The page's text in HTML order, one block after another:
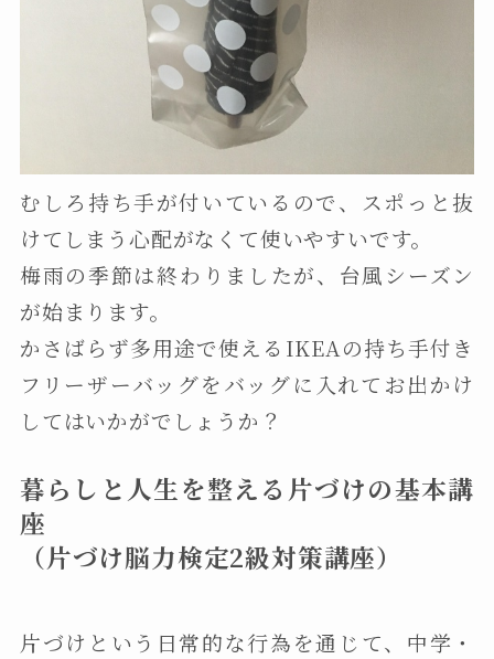
むしろ持ち手が付いているので、スポっと抜
けてしまう心配がなくて使いやすいです。
梅雨の季節は終わりましたが、台風シーズン
が始まります。
かさばらず多用途で使えるIKEAの持ち手付き
フリーザーバッグをバッグに入れてお出かけ
してはいかがでしょうか？
暮らしと人生を整える片づけの基本講
座
（片づけ脳力検定2級対策講座）
片づけという日常的な行為を通じて、中学・